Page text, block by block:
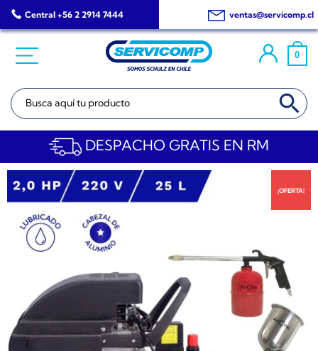
Saltar
al
Central +56 2 2914 7444 ventas@servicomp.cl
0
Buscar: BOTÓN DE
DESPACHO GRATIS EN RM
¡OFERTA!